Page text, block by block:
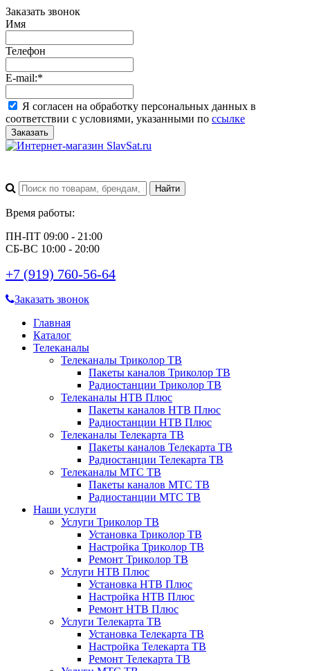
Заказать звонок
Имя
Телефон
E-mail:*
Я согласен на обработку персональных данных в
соответствии с условиями, указанными по ссылке
Заказать
Время работы:
ПН-ПТ 09:00 - 21:00
СБ-ВС 10:00 - 20:00
+7 (919) 760-56-64
Заказать звонок
Главная
Каталог
Телеканалы
Телеканалы Триколор ТВ
Пакеты каналов Триколор ТВ
Радиостанции Триколор ТВ
Телеканалы НТВ Плюс
Пакеты каналов НТВ Плюс
Радиостанции НТВ Плюс
Телеканалы Телекарта ТВ
Пакеты каналов Телекарта ТВ
Радиостанции Телекарта ТВ
Телеканалы МТС ТВ
Пакеты каналов МТС ТВ
Радиостанции МТС ТВ
Наши услуги
Услуги Триколор ТВ
Установка Триколор ТВ
Настройка Триколор ТВ
Ремонт Триколор ТВ
Услуги НТВ Плюс
Установка НТВ Плюс
Настройка НТВ Плюс
Ремонт НТВ Плюс
Услуги Телекарта ТВ
Установка Телекарта ТВ
Настройка Телекарта ТВ
Ремонт Телекарта ТВ